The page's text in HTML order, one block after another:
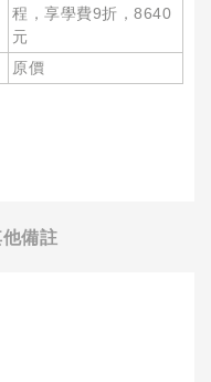
程，享學費9折，8640
元
原價
備註